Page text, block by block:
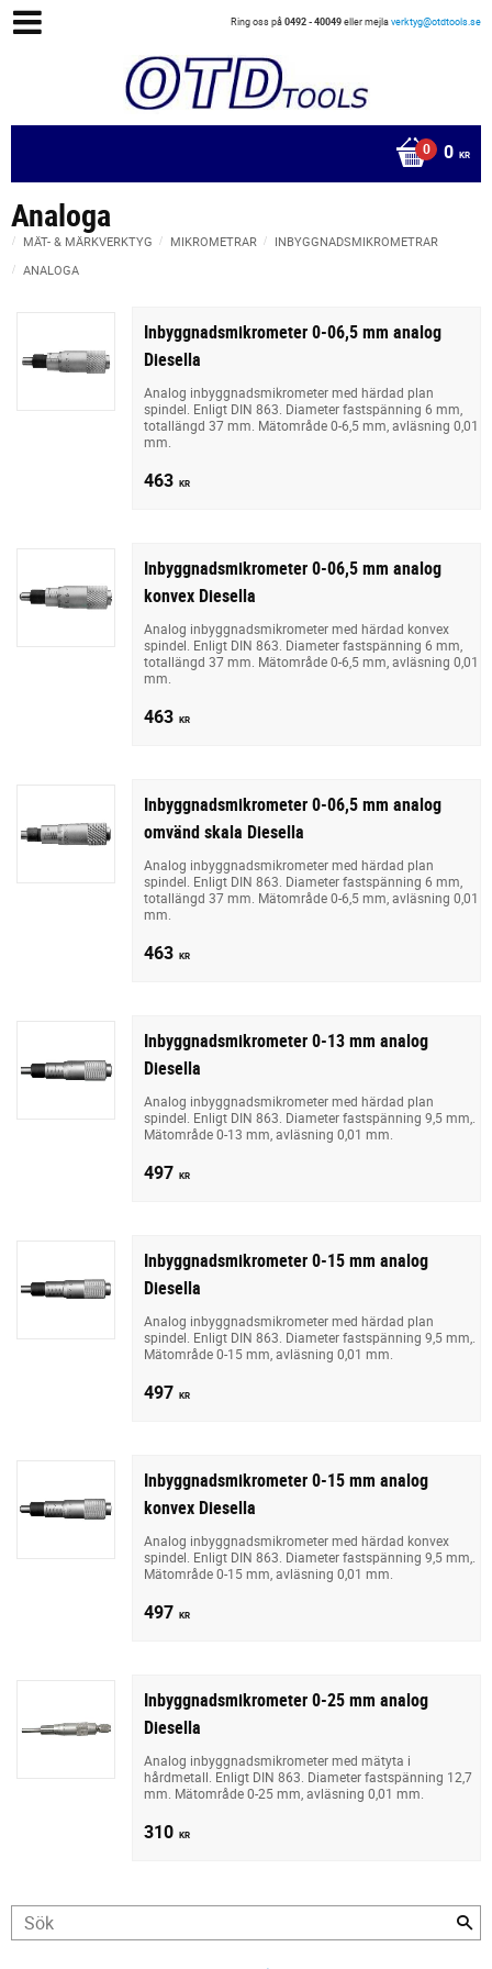
Ring oss på0492 - 40049eller mejlaverktyg@otdtools.se
0 KR
Analoga
MÄT- & MÄRKVERKTYG MIKROMETRAR
INBYGGNADSMIKROMETRAR
ANALOGA
Inbyggnadsmikrometer 0-06,5 mm analog
Diesella
Analog inbyggnadsmikrometer med härdad plan
spindel. Enligt DIN 863. Diameter fastspänning 6 mm,
totallängd 37 mm. Mätområde 0-6,5 mm, avläsning 0,01
mm.
463 KR
Inbyggnadsmikrometer 0-06,5 mm analog
konvex Diesella
Analog inbyggnadsmikrometer med härdad konvex
spindel. Enligt DIN 863. Diameter fastspänning 6 mm,
totallängd 37 mm. Mätområde 0-6,5 mm, avläsning 0,01
mm.
463 KR
Inbyggnadsmikrometer 0-06,5 mm analog
omvänd skala Diesella
Analog inbyggnadsmikrometer med härdad plan
spindel. Enligt DIN 863. Diameter fastspänning 6 mm,
totallängd 37 mm. Mätområde 0-6,5 mm, avläsning 0,01
mm.
463 KR
Inbyggnadsmikrometer 0-13 mm analog
Diesella
Analog inbyggnadsmikrometer med härdad plan
spindel. Enligt DIN 863. Diameter fastspänning 9,5 mm,.
Mätområde 0-13 mm, avläsning 0,01 mm.
497 KR
Inbyggnadsmikrometer 0-15 mm analog
Diesella
Analog inbyggnadsmikrometer med härdad plan
spindel. Enligt DIN 863. Diameter fastspänning 9,5 mm,.
Mätområde 0-15 mm, avläsning 0,01 mm.
497 KR
Inbyggnadsmikrometer 0-15 mm analog
konvex Diesella
Analog inbyggnadsmikrometer med härdad konvex
spindel. Enligt DIN 863. Diameter fastspänning 9,5 mm,.
Mätområde 0-15 mm, avläsning 0,01 mm.
497 KR
Inbyggnadsmikrometer 0-25 mm analog
Diesella
Analog inbyggnadsmikrometer med mätyta i
hårdmetall. Enligt DIN 863. Diameter fastspänning 12,7
mm. Mätområde 0-25 mm, avläsning 0,01 mm.
310 KR